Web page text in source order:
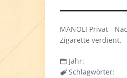
MANOLI Privat -
Zigarette verdient.
Jahr:
Schlagwörter: